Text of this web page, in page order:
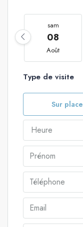
sam
08
Août
Type de visite
Sur place
Heure